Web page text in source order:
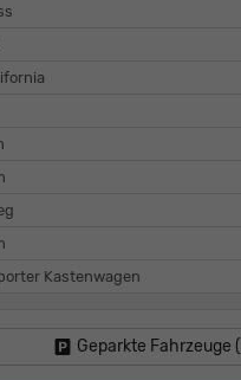
Kastenwagen
Geparkte Fahrzeuge (